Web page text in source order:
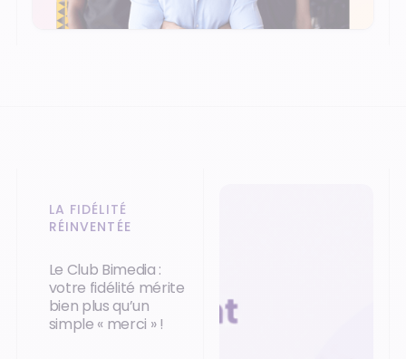
LA FIDÉLITÉ
RÉINVENTÉE
Le Club Bimedia :
votre fidélité mérite
bien plus qu’un
simple « merci » !